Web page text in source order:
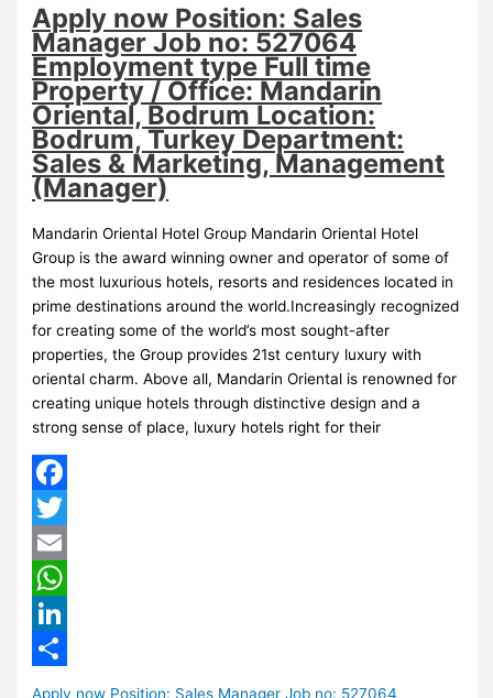
Apply now Position: Sales
Manager Job no: 527064
Employment type Full time
Property / Office: Mandarin
Oriental, Bodrum Location:
Bodrum, Turkey Department:
Sales & Marketing, Management
(Manager)
Mandarin Oriental Hotel Group Mandarin Oriental Hotel
Group is the award winning owner and operator of some of
the most luxurious hotels, resorts and residences located in
prime destinations around the world.Increasingly recognized
for creating some of the world’s most sought-after
properties, the Group provides 21st century luxury with
oriental charm. Above all, Mandarin Oriental is renowned for
creating unique hotels through distinctive design and a
strong sense of place, luxury hotels right for their
Facebook
Twitter
Email
WhatsApp
LinkedIn
Apply now Position: Sales Manager Job no: 527064